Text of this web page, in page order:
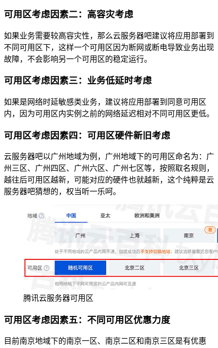
可用区考虑因素二：高容灾考虑
如果业务需要较高容灾性，那么云服务器吧建议将应用部署到
不同可用区下，这样一个可用区因为断网或断电导致业务出现
故障，不会影响另一个可用区的稳定运行。
可用区考虑因素三：业务低延时考虑
如果是网络时延敏感类业务，建议将应用部署到同意可用区
内，因为可用区内实例之前的网络延迟相对不同可用区更低。
可用区考虑因素四：可用区硬件新旧考虑
云服务器吧以广州地域为例，广州地域下的可用区命名为：广
州三区、广州四区、广州六区、广州七区等，按照取名规则，
越往后可用区越新，可能对应的硬件也就越新，这个纯粹是云
服务器吧猜想的，权当听一乐呵。
腾讯云服务器可用区
可用区考虑因素五：不同可用区优惠力度
目前南京地域下的南京一区、南京二区和南京三区是有优惠